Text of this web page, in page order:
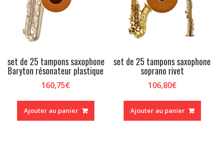
set de 25 tampons saxophone
Baryton résonateur plastique
160,75€
Ajouter au panier
set de 25 tampons saxophone
soprano rivet
106,80€
Ajouter au panier